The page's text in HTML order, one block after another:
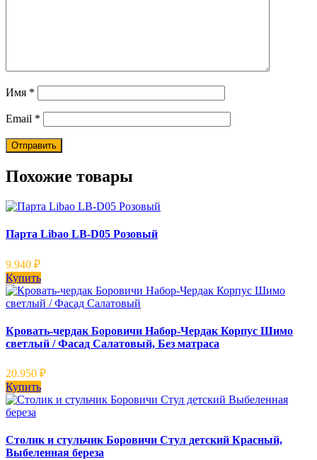
Имя *
Email *
Похожие товары
Парта Libao LB-D05 Розовый
9.940 ₽
Купить
Кровать-чердак Боровичи Набор-Чердак Корпус Шимо
светлый / Фасад Салатовый, Без матраса
20.950 ₽
Купить
Столик и стульчик Боровичи Стул детский Красный,
Выбеленная береза